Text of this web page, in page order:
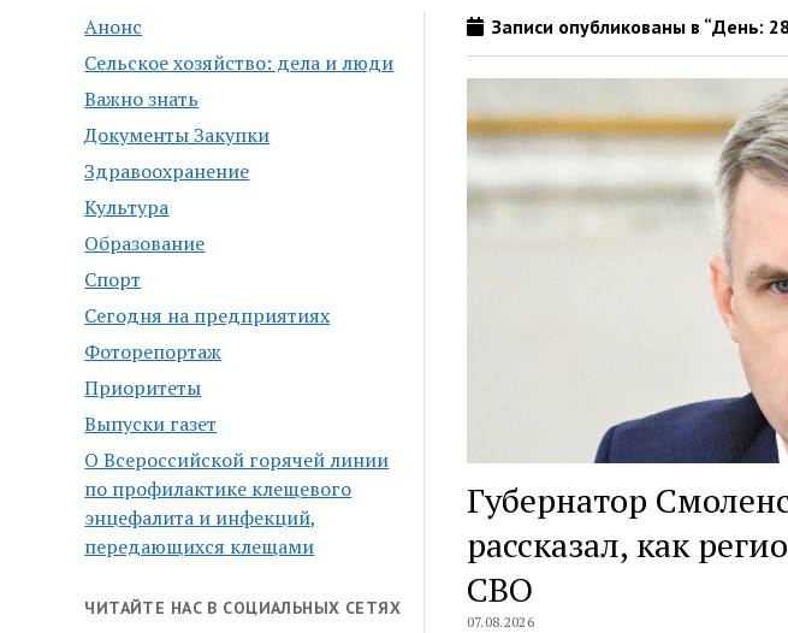
Анонс
Сельское хозяйство: дела и люди
Важно знать
Документы Закупки
Здравоохранение
Культура
Образование
Спорт
Сегодня на предприятиях
Фоторепортаж
Приоритеты
Выпуски газет
О Всероссийской горячей линии
по профилактике клещевого
энцефалита и инфекций,
передающихся клещами
ЧИТАЙТЕ НАС В СОЦИАЛЬНЫХ СЕТЯХ
Записи опубликованы в “День:
Губернатор
рассказал, как
СВО
07.08.2026